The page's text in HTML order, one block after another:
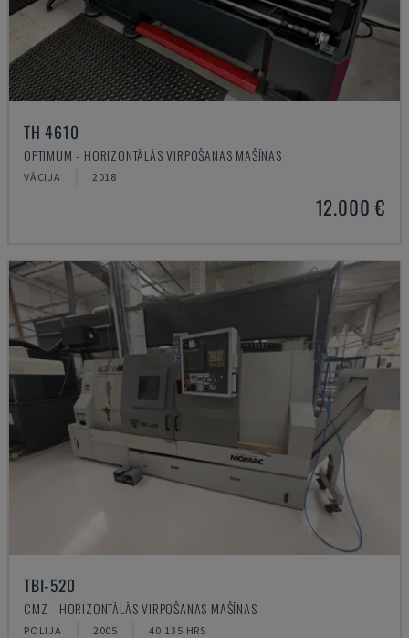
TH 4610
OPTIMUM - HORIZONTĀLĀS VIRPOŠANAS MAŠĪNAS
VĀCIJA 2018
12.000 €
TBI-520
CMZ - HORIZONTĀLĀS VIRPOŠANAS MAŠĪNAS
POLIJA 2005 40.135 HRS